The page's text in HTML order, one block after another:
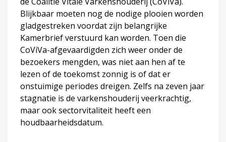
Blijkbaar moeten nog de nodige plooien worden
gladgestreken voordat zijn belangrijke
Kamerbrief verstuurd kan worden. Toen die
CoViVa-afgevaardigden zich weer onder de
bezoekers mengden, was niet aan hen af te
lezen of de toekomst zonnig is of dat er
onstuimige periodes dreigen. Zelfs na zeven jaar
stagnatie is de varkenshouderij veerkrachtig,
maar ook sectorvitaliteit heeft een
houdbaarheidsdatum.